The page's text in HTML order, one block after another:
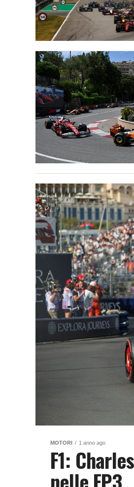
MOTORI 1 anno ago
F1: